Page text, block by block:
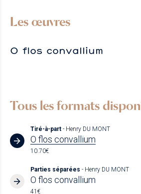
Les œuvres
O flos convallium
Tous les formats
Tiré-à-part - Henry DU MONT
O flos convallium
10.70€
Parties séparées - Henry DU MONT
O flos convallium
41€